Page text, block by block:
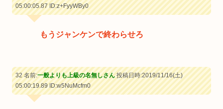
05:00:05.87ID:z+FyyWBy0
もうジャンケンで終わらせろ
32 名前:一般よりも上級の名無しさん投稿日時:2019/11/16(土)
05:00:19.89ID:w5NuMcfm0